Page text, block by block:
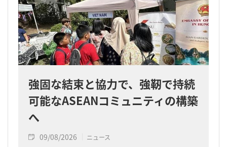
強固な結束と協力で、強靭で持続
可能なASEANコミュニティの構築
へ
09/08/2026 ニュース